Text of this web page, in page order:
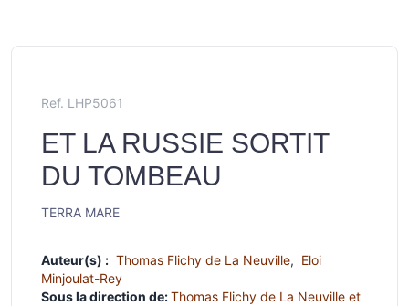
Ref. LHP5061
ET LA RUSSIE SORTIT
DU TOMBEAU
TERRA MARE
Auteur(s) : Thomas Flichy de La Neuville, Eloi
Minjoulat-Rey
Sous la direction de:Thomas Flichy de La Neuville et